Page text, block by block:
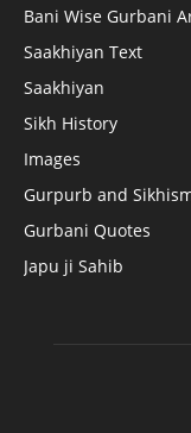
Bani Wise Gurbani
Saakhiyan Text
Saakhiyan
Sikh History
Images
Gurpurb and
Gurbani Quotes
Japu ji Sahib